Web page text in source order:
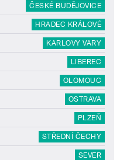
ČESKÉ BUDĚJOVICE
HRADEC KRÁLOVÉ
KARLOVY VARY
LIBEREC
OLOMOUC
OSTRAVA
PLZEŇ
STŘEDNÍ ČECHY
SEVER